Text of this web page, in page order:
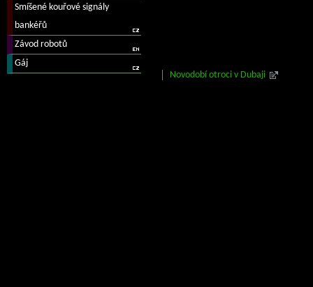
Novodobí otroci v Dubaji